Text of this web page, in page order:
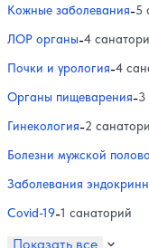
Кожные заболевания-5
ЛОР органы-4
Почки и урология-4
Органы пищеварения-3
Гинекология-2
Болезни мужской
Заболевания
Covid-19-1 санаторий
Показать все